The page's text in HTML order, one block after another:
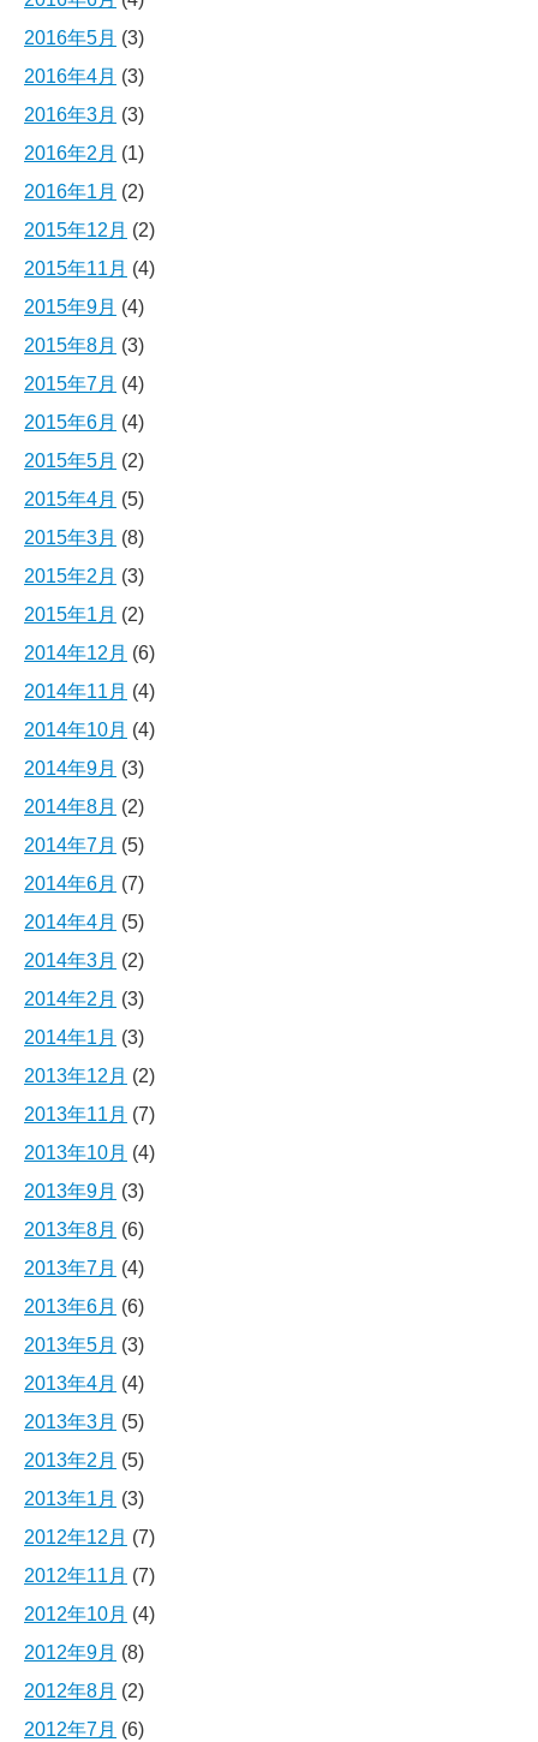
2016年5月 (3)
2016年4月 (3)
2016年3月 (3)
2016年2月 (1)
2016年1月 (2)
2015年12月 (2)
2015年11月 (4)
2015年9月 (4)
2015年8月 (3)
2015年7月 (4)
2015年6月 (4)
2015年5月 (2)
2015年4月 (5)
2015年3月 (8)
2015年2月 (3)
2015年1月 (2)
2014年12月 (6)
2014年11月 (4)
2014年10月 (4)
2014年9月 (3)
2014年8月 (2)
2014年7月 (5)
2014年6月 (7)
2014年4月 (5)
2014年3月 (2)
2014年2月 (3)
2014年1月 (3)
2013年12月 (2)
2013年11月 (7)
2013年10月 (4)
2013年9月 (3)
2013年8月 (6)
2013年7月 (4)
2013年6月 (6)
2013年5月 (3)
2013年4月 (4)
2013年3月 (5)
2013年2月 (5)
2013年1月 (3)
2012年12月 (7)
2012年11月 (7)
2012年10月 (4)
2012年9月 (8)
2012年8月 (2)
2012年7月 (6)